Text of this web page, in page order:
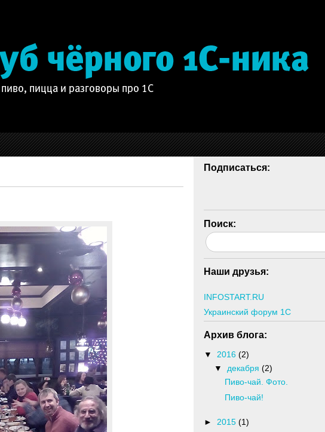
Подписаться:
Поиск:
Наши друзья:
INFOSTART.RU
Украинский форум 1С
Архив блога:
▼ 2016 (2)
▼ декабря (2)
Пиво-чай. Фото.
Пиво-чай!
► 2015 (1)